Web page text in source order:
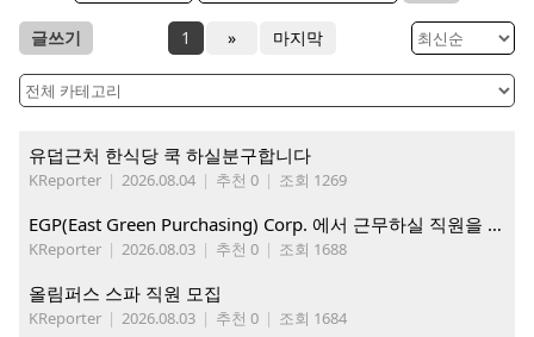
글쓰기 1 » 마지막
유덥근처 한식당 쿡 하실분구합니다
KReporter | 2026.08.04 | 추천 0 | 조회 1269
EGP(East Green Purchasing) Corp. 에서 근무하실 직원을 아래와 같이 모집합니다.
KReporter | 2026.08.03 | 추천 0 | 조회 1688
올림퍼스 스파 직원 모집
KReporter | 2026.08.03 | 추천 0 | 조회 1684